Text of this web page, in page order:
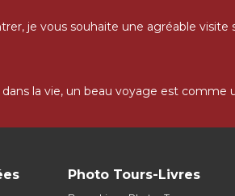
je vous souhaite une agréable visite
la vie, un beau voyage est comme
Photo Tours-Livres